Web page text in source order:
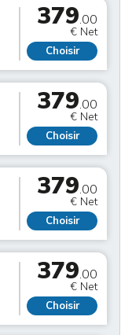
379.00
€ Net
Choisir
379.00
€ Net
Choisir
379.00
€ Net
Choisir
379.00
€ Net
Choisir